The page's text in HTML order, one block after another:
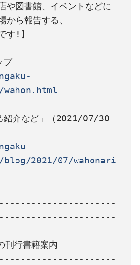
や図書館、イベントなどに
から報告する、
す!】
■コーナートップ
介など」（2021/07/30
blog/2021/07/wahonari
刊行書籍案内